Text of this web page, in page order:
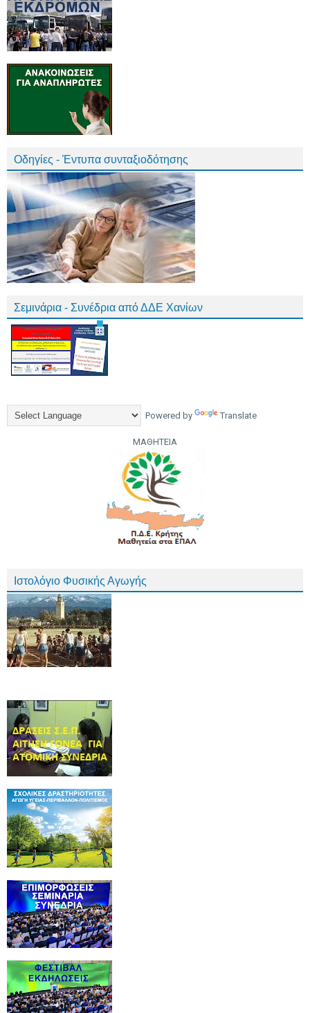
Οδηγίες - Έντυπα συνταξιοδότησης
Σεμινάρια - Συνέδρια από ΔΔΕ Χανίων
Powered by Translate
ΜΑΘΗΤΕΙΑ
Ιστολόγιο Φυσικής Αγωγής